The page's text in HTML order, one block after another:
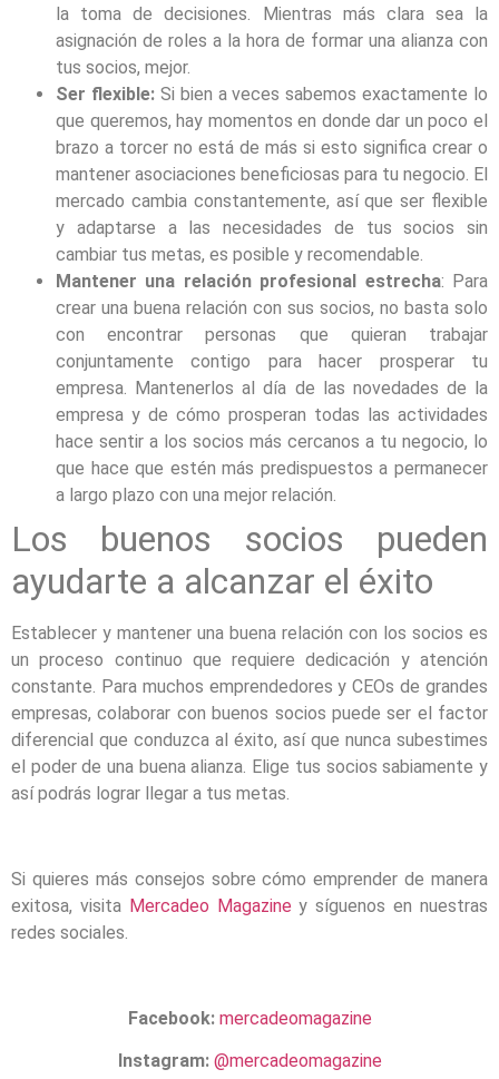
la toma de decisiones. Mientras más clara sea la
asignación de roles a la hora de formar una alianza con
tus socios, mejor.
Ser flexible:Si bien a veces sabemos exactamente lo
que queremos, hay momentos en donde dar un poco el
brazo a torcer no está de más si esto significa crear o
mantener asociaciones beneficiosas para tu negocio. El
mercado cambia constantemente, así que ser flexible
y adaptarse a las necesidades de tus socios sin
cambiar tus metas, es posible y recomendable.
Mantener una relación profesional estrecha: Para
crear una buena relación con sus socios, no basta solo
con encontrar personas que quieran trabajar
conjuntamente contigo para hacer prosperar tu
empresa. Mantenerlos al día de las novedades de la
empresa y de cómo prosperan todas las actividades
hace sentir a los socios más cercanos a tu negocio, lo
que hace que estén más predispuestos a permanecer
a largo plazo con una mejor relación.
Los buenos socios pueden
ayudarte a alcanzar el éxito
Establecer y mantener una buena relación con los socios es
un proceso continuo que requiere dedicación y atención
constante. Para muchos emprendedores y CEOs de grandes
empresas, colaborar con buenos socios puede ser el factor
diferencial que conduzca al éxito, así que nunca subestimes
el poder de una buena alianza. Elige tus socios sabiamente y
así podrás lograr llegar a tus metas.
Si quieres más consejos sobre cómo emprender de manera
exitosa, visita Mercadeo Magazine y síguenos en nuestras
redes sociales.
Facebook: mercadeomagazine
Instagram: @mercadeomagazine